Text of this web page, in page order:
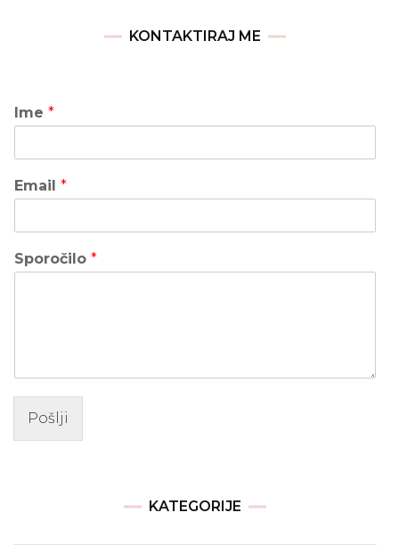
KONTAKTIRAJ ME
Ime *
Email *
Sporočilo *
Pošlji
KATEGORIJE